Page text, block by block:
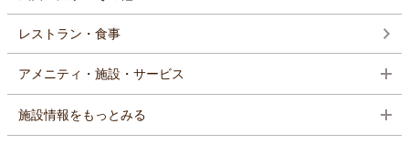
レストラン・食事
アメニティ・施設・サービス
施設情報をもっとみる